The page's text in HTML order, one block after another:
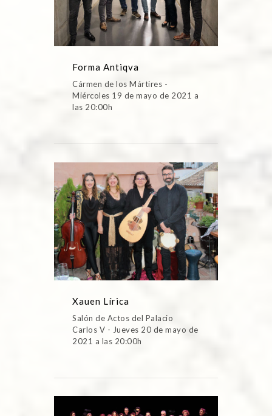
Forma Antiqva
Cármen de los Mártires -
Miércoles 19 de mayo de 2021 a
las 20:00h
Xauen Lírica
Salón de Actos del Palacio
Carlos V - Jueves 20 de mayo de
2021 a las 20:00h